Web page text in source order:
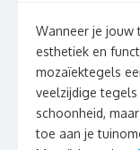
Wanneer je jouw
esthetiek en
mozaïektegels
veelzijdige
schoonheid,
toe aan je